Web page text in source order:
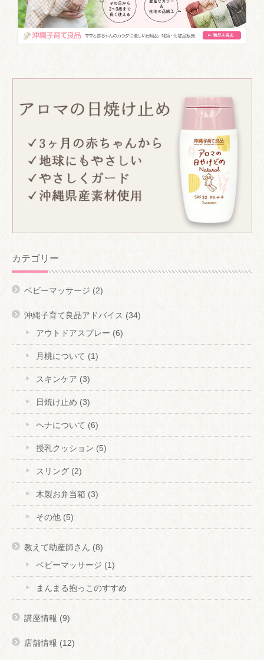
カテゴリー
ベビーマッサージ (2)
沖縄子育て良品アドバイス (34)
アウトドアスプレー (6)
月桃について (1)
スキンケア (3)
日焼け止め (3)
ヘナについて (6)
授乳クッション (5)
スリング (2)
木製お弁当箱 (3)
その他 (5)
教えて助産師さん (8)
ベビーマッサージ (1)
まんまる抱っこのすすめ
講座情報 (9)
店舗情報 (12)